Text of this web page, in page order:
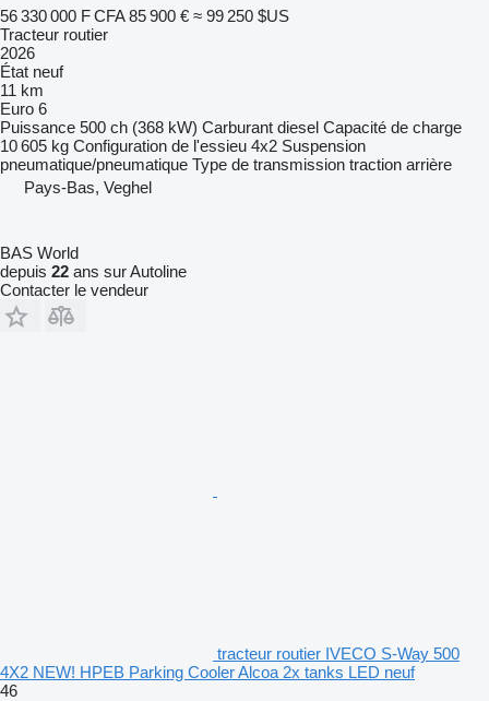
56 330 000 F CFA 85 900 € ≈ 99 250 $US
Tracteur routier
2026
État neuf
11 km
Euro 6
Puissance 500 ch (368 kW) Carburant diesel Capacité de charge
10 605 kg Configuration de l'essieu 4x2 Suspension
pneumatique/pneumatique Type de transmission traction arrière
Pays-Bas, Veghel
BAS World
depuis 22 ans sur Autoline
Contacter le vendeur
tracteur routier IVECO S-Way 500
4X2 NEW! HPEB Parking Cooler Alcoa 2x tanks LED neuf
46